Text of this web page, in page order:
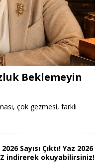
Beklemeyin
çok gezmesi, farklı
Sayısı Çıktı! Yaz 2026
indirerek okuyabilirsiniz!